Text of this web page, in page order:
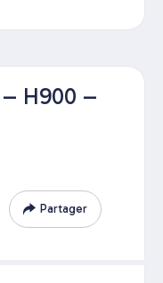
H900 –
Partager